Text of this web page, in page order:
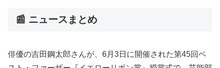
📰 ニュースまとめ
俳優の吉田鋼太郎さんが、6月3日に開催された第45回ベ